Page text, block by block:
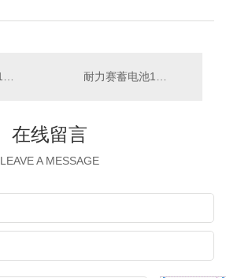
在线留言
LEAVE A MESSAGE